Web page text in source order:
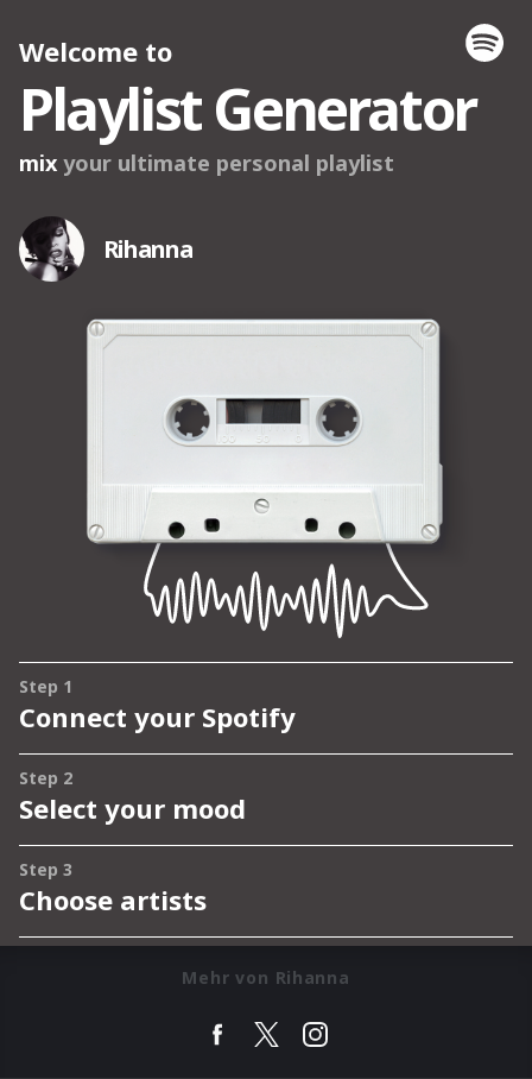
Mehr von Rihanna